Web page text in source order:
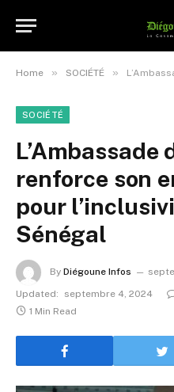
Home » SOCIÉTÉ » L’Ambassade des
SOCIÉTÉ
L’Ambassade
renforce son
pour
Sénégal
By Diégoune Infos
Updated:
septembre 4, 2024
1 Min Read